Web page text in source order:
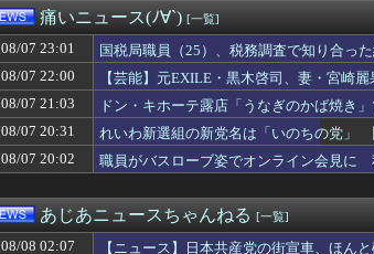
【悲報】回転寿司でまたしてもテロ発生、スシローが被
中国「衝突事故！（2025年」中国軍と中国海警局「ﾌｨﾘﾋ
【離婚問題】父は双子育児も家事も嫁いびりもすべて
ドイツに単身赴任中に風俗でパツキン美人とヤりまくっ
自分では絶対に買わないファッションアイテム
レンタルビデオ店でバイトしていた頃の事。盗難した
風呂屋「入浴料1500円」ワイ「あかん高いわ」→
【悲報】ゆうちゃみの暴露で浮き彫りになる『恋愛リ
【画像】巨人のエースが美女とシーシャバー(合法)で不
【画像】長澤まさみの足の裏が美しすぎて舐めてみたい
【速報】中国の海警局と中国海軍の船が衝突2人死亡 南
坂口杏里「98kg激変」に続き「ろれつ回らず」でも続
痛いニュース(ﾉ∀`) [一覧]
08/07 23:01
国税局職員（25）、税務調査で知り合っ
08/07 22:00
【芸能】元EXILE・黒木啓司、妻・宮崎
損傷の怪我
08/07 21:03
ドン・キホーテ露店「うなぎのかば焼
08/07 20:31
れいわ新選組の新党名は「いのちの党
08/07 20:02
職員がバスローブ姿でオンライン会見に
あじあニュースちゃんねる [一覧]
08/08 02:07
【ニュース】日本共産党の街宣車、ほん